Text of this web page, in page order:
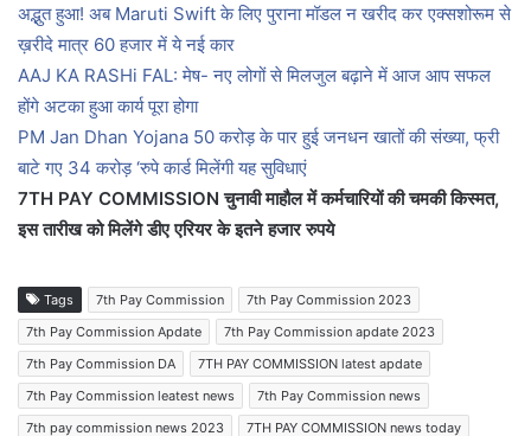
अद्भुत हुआ! अब Maruti Swift के लिए पुराना मॉडल न खरीद कर एक्सशोरूम से
ख़रीदे मात्र 60 हजार में ये नई कार
AAJ KA RASHi FAL: मेष- नए लोगों से मिलजुल बढ़ाने में आज आप सफल
होंगे अटका हुआ कार्य पूरा होगा
PM Jan Dhan Yojana 50 करोड़ के पार हुई जनधन खातों की संख्या, फ्री
बाटे गए 34 करोड़ ‘रुपे कार्ड मिलेंगी यह सुविधाएं
7TH PAY COMMISSION चुनावी माहौल में कर्मचारियों की चमकी किस्मत,
इस तारीख को मिलेंगे डीए एरियर के इतने हजार रुपये
Tags 7th Pay Commission
7th Pay Commission 2023
7th Pay Commission Apdate
7th Pay Commission apdate 2023
7th Pay Commission DA
7TH PAY COMMISSION latest apdate
7th Pay Commission leatest news
7th Pay Commission news
7th pay commission news 2023
7TH PAY COMMISSION news today